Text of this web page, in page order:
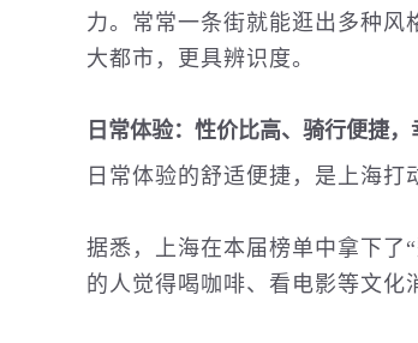
力。常常一条街就能逛出多种风
大都市，更具辨识度。
日常体验：性价比高、骑行便捷
日常体验的舒适便捷，是上海打
据悉，上海在本届榜单中拿下了
的人觉得喝咖啡、看电影等文化